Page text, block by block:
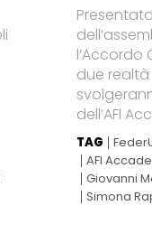
l’Accordo
due realtà
dell’AFI
TAG
AFI
Giovanni
Simona